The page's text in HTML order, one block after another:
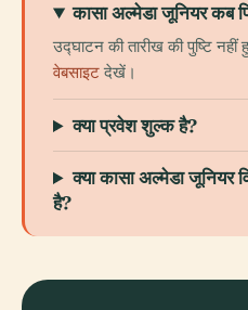
कासा अल्मेडा जूनियर कब
उद्घाटन की तारीख की पुष्टि
वेबसाइटदेखें।
क्या प्रवेश शुल्क है?
क्या कासा अल्मेडा जूनियर
है?